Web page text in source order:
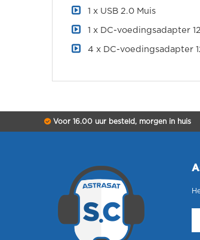
1 x USB 2.0 Muis
1 x DC-voedingsadapter
4 x DC-voedingsadapter
Voor 16.00 uur besteld, morgen in huis